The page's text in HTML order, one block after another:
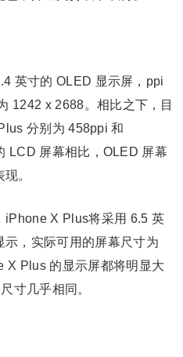
英寸的 OLED 显示屏，ppi
1242 x 2688。相比之下，目
分别为 458ppi 和
LCD 屏幕相比，OLED 屏幕
。
iPhone X Plus将采用 6.5 英
，实际可用的屏幕尺寸为
X Plus 的显示屏都将明显大
寸几乎相同。